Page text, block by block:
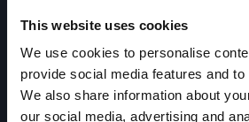
This website uses cookies
We use cookies to personalise
provide social media features and
We also share information about
our social media, advertising and
reportadas en nuestra
donde puedes
gestionarlas.